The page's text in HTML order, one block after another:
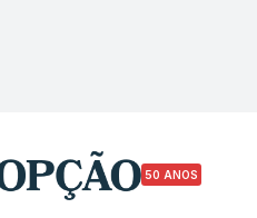
50 ANOS